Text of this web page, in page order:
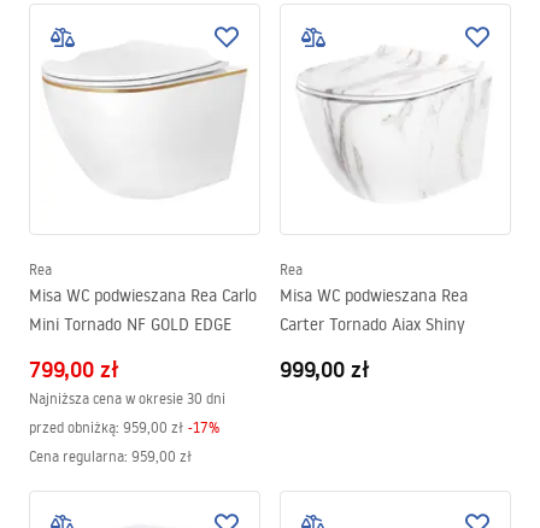
Rea
Misa WC podwieszana Rea Carlo
Mini Tornado NF GOLD EDGE
799,00 zł
Najniższa cena w okresie 30 dni
przed obniżką: 959,00 zł -17%
Cena regularna: 959,00 zł
Rea
Misa WC podwieszana Rea
Carter Tornado Aiax Shiny
999,00 zł